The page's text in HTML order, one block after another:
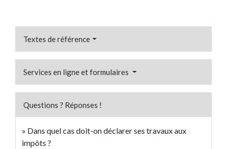
Textes de référence
Services en ligne et formulaires
Questions ? Réponses !
Dans quel cas doit-on déclarer ses travaux aux
impôts ?